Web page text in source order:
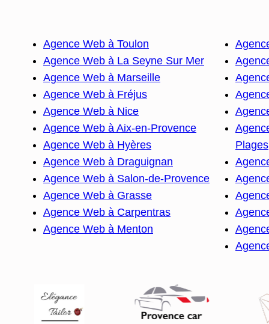
Agence Web à Toulon
Agence Web à La Seyne Sur Mer
Agence Web à Marseille
Agence Web à Fréjus
Agence Web à Nice
Agence Web à Aix-en-Provence
Agence Web à Hyères
Agence Web à Draguignan
Agence Web à Salon-de-Provence
Agence Web à Grasse
Agence Web à Carpentras
Agence Web à Menton
Plages